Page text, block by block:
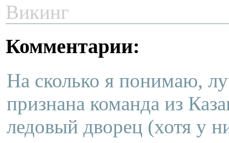
Викинг
Комментарии:
На сколько я понимаю,
признана команда из
ледовый дворец (хотя у